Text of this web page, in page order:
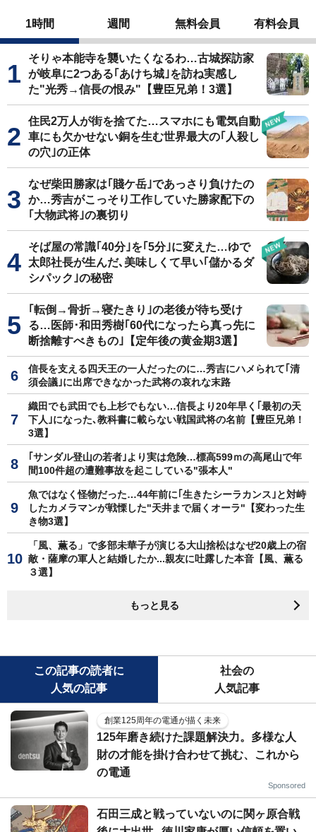
1時間 週間 無料会員 有料会員
そりゃ本能寺を襲いたくなるわ…古城探訪家
が岐阜に2つある｢あけち城｣を訪ね実感し
た"光秀→信長の恨み"【豊臣兄弟！3選】
住民2万人が街を捨てた…スマホにも電気自動
車にも欠かせない銅を生む世界最大の｢人殺し
の穴｣の正体
なぜ柴田勝家は｢賤ケ岳｣であっさり負けたの
か…秀吉がこっそり工作していた勝家配下の
｢大物武将｣の裏切り
そば屋の常識｢40分｣を｢5分｣に変えた…ゆで
太郎社長が生んだ､美味しくて早い｢儲かるダ
シパック｣の秘密
｢転倒→骨折→寝たきり｣の老後が待ち受け
る…医師･和田秀樹｢60代になったら真っ先に
断捨離すべきもの｣【定年後の黄金期3選】
信長を支える四天王の一人だったのに…秀吉にハメられて｢清
須会議｣に出席できなかった武将の哀れな末路
織田でも武田でも上杉でもない…信長より20年早く｢最初の天
下人｣になった､教科書に載らない戦国武将の名前【豊臣兄弟！
3選】
｢サンダル登山の若者｣より実は危険…標高599ｍの高尾山で年
間100件超の遭難事故を起こしている"張本人"
魚ではなく怪物だった…44年前に｢生きたシーラカンス｣と対峙
したカメラマンが戦慄した"天井まで届くオーラ"【変わった生
き物3選】
「風、薫る」で多部未華子が演じる大山捨松はなぜ20歳上の宿
敵・薩摩の軍人と結婚したか...親友に吐露した本音【風、薫る
３選】
もっと見る
この記事の読者に
人気の記事
社会の
人気記事
創業125周年の電通が描く未来
125年磨き続けた課題解決力。多様な人
財の才能を掛け合わせて挑む、これから
の電通
Sponsored
石田三成と戦っていないのに関ヶ原合戦